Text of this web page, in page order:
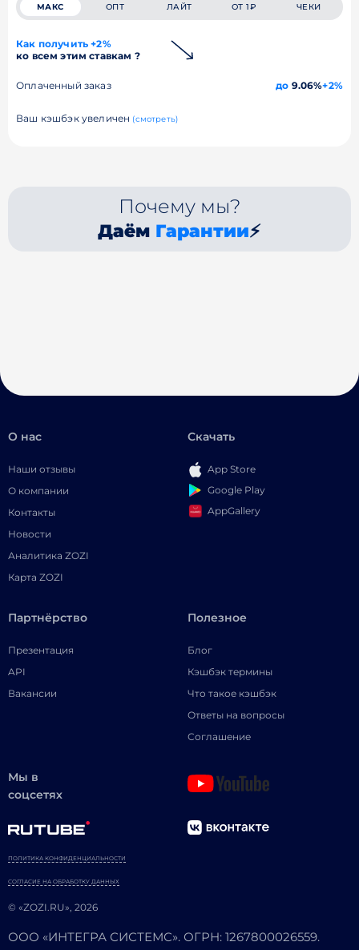
МАКС ОПТ ЛАЙТ ОТ 1₽ ЧЕКИ
Как получить +2%
ко всем этим ставкам ?
Оплаченный заказ до 9.06%+2%
Ваш кэшбэк увеличен (смотреть)
Почему мы?
Даём Гарантии⚡
О нас
Наши отзывы
О компании
Контакты
Новости
Аналитика ZOZI
Карта ZOZI
Скачать
App Store
Google Play
AppGallery
Партнёрство
Презентация
API
Вакансии
Полезное
Блог
Кэшбэк термины
Что такое кэшбэк
Ответы на вопросы
Соглашение
Мы в
соцсетях
© «ZOZI.RU», 2026
ПОЛИТИКА КОНФИДЕНЦИАЛЬНОСТИ
СОГЛАСИЕ НА ОБРАБОТКУ ДАННЫХ
ООО «ИНТЕГРА СИСТЕМС». ОГРН: 1267800026559.